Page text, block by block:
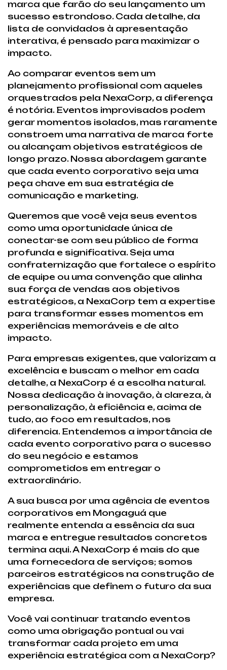
marca que farão do seu lançamento um
sucesso estrondoso. Cada detalhe, da
lista de convidados à apresentação
interativa, é pensado para maximizar o
impacto.
Ao comparar eventos sem um
planejamento profissional com aqueles
orquestrados pela NexaCorp, a diferença
é notória. Eventos improvisados podem
gerar momentos isolados, mas raramente
constroem uma narrativa de marca forte
ou alcançam objetivos estratégicos de
longo prazo. Nossa abordagem garante
que cada evento corporativo seja uma
peça chave em sua estratégia de
comunicação e marketing.
Queremos que você veja seus eventos
como uma oportunidade única de
conectar-se com seu público de forma
profunda e significativa. Seja uma
confraternização que fortalece o espírito
de equipe ou uma convenção que alinha
sua força de vendas aos objetivos
estratégicos, a NexaCorp tem a expertise
para transformar esses momentos em
experiências memoráveis e de alto
impacto.
Para empresas exigentes, que valorizam a
excelência e buscam o melhor em cada
detalhe, a NexaCorp é a escolha natural.
Nossa dedicação à inovação, à clareza, à
personalização, à eficiência e, acima de
tudo, ao foco em resultados, nos
diferencia. Entendemos a importância de
cada evento corporativo para o sucesso
do seu negócio e estamos
comprometidos em entregar o
extraordinário.
A sua busca por uma agência de eventos
corporativos em Mongaguá que
realmente entenda a essência da sua
marca e entregue resultados concretos
termina aqui. A NexaCorp é mais do que
uma fornecedora de serviços; somos
parceiros estratégicos na construção de
experiências que definem o futuro da sua
empresa.
Você vai continuar tratando eventos
como uma obrigação pontual ou vai
transformar cada projeto em uma
experiência estratégica com a NexaCorp?